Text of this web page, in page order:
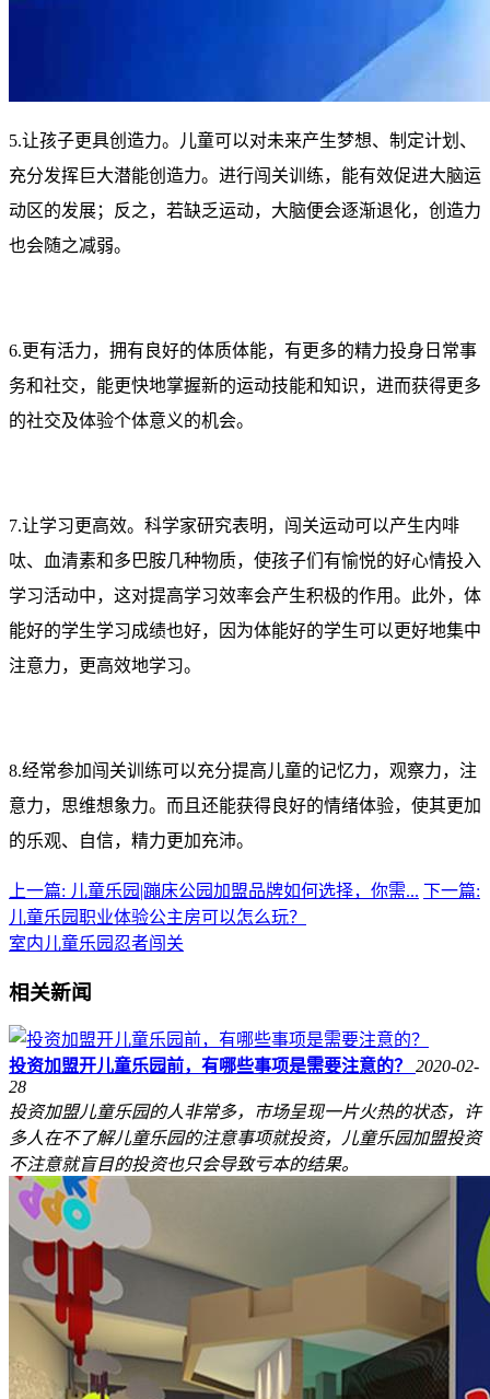
5.让孩子更具创造力。儿童可以对未来产生梦想、制定计划、
充分发挥巨大潜能创造力。进行闯关训练，能有效促进大脑运
动区的发展；反之，若缺乏运动，大脑便会逐渐退化，创造力
也会随之减弱。
6.更有活力，拥有良好的体质体能，有更多的精力投身日常事
务和社交，能更快地掌握新的运动技能和知识，进而获得更多
的社交及体验个体意义的机会。
7.让学习更高效。科学家研究表明，闯关运动可以产生内啡
呔、血清素和多巴胺几种物质，使孩子们有愉悦的好心情投入
学习活动中，这对提高学习效率会产生积极的作用。此外，体
能好的学生学习成绩也好，因为体能好的学生可以更好地集中
注意力，更高效地学习。
8.经常参加闯关训练可以充分提高儿童的记忆力，观察力，注
意力，思维想象力。而且还能获得良好的情绪体验，使其更加
的乐观、自信，精力更加充沛。
上一篇: 儿童乐园|蹦床公园加盟品牌如何选择，你需... 下一篇:
儿童乐园职业体验公主房可以怎么玩？
室内儿童乐园 忍者闯关
相关新闻
投资加盟开儿童乐园前，有哪些事项是需要注意的？ 2020-02-
28
投资加盟儿童乐园的人非常多，市场呈现一片火热的状态，许
多人在不了解儿童乐园的注意事项就投资，儿童乐园加盟投资
不注意就盲目的投资也只会导致亏本的结果。